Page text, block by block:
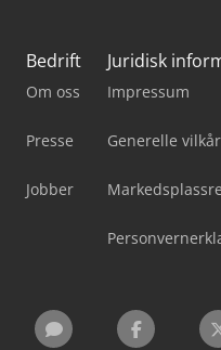
Bedrift
Om oss
Presse
Jobber
Juridisk
Impressum
Generelle vilkår